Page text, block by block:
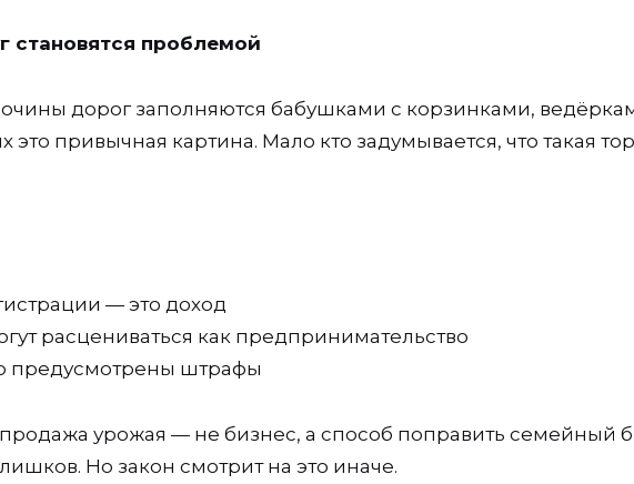
становятся проблемой
дорог заполняются бабушками с корзинками,
привычная картина. Мало кто задумывается, что такая
— это доход
расцениваться как предпринимательство
предусмотрены штрафы
урожая — не бизнес, а способ поправить семейный
Но закон смотрит на это иначе.